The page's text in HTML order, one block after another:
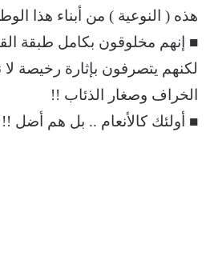
هذه ( النوعية ) من أبناء هذا
■ إنهم مخلوقون بكامل طبقة
لكنهم يتصرفون بإثارة رخيصة
الخراف وصغار الذئاب !!
■ أولئك كالأنعام .. بل هم أضل !!